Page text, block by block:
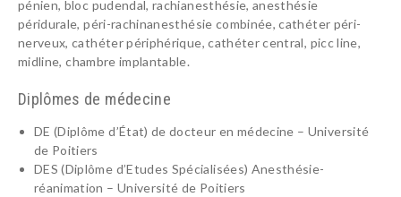
pénien, bloc pudendal, rachianesthésie, anesthésie
péridurale, péri-rachinanesthésie combinée, cathéter péri-
nerveux, cathéter périphérique, cathéter central, picc line,
midline, chambre implantable.
Diplômes de médecine
DE (Diplôme d’État) de docteur en médecine – Université
de Poitiers
DES (Diplôme d’Etudes Spécialisées) Anesthésie-
réanimation – Université de Poitiers